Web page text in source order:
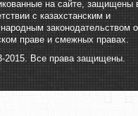
на сайте, защищены
с казахстанским и
законодательством
праве и смежных правах.
2015. Все права защищены.